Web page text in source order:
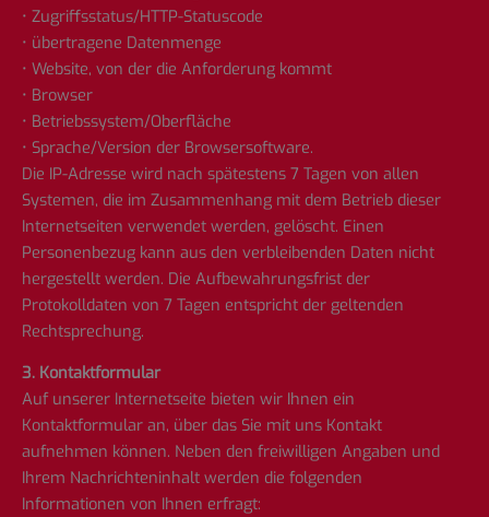
• Zugriffsstatus/HTTP-Statuscode
• übertragene Datenmenge
• Website, von der die Anforderung kommt
• Browser
• Betriebssystem/Oberfläche
• Sprache/Version der Browsersoftware.
Die IP-Adresse wird nach spätestens 7 Tagen von allen
Systemen, die im Zusammenhang mit dem Betrieb dieser
Internetseiten verwendet werden, gelöscht. Einen
Personenbezug kann aus den verbleibenden Daten nicht
hergestellt werden. Die Aufbewahrungsfrist der
Protokolldaten von 7 Tagen entspricht der geltenden
Rechtsprechung.
3. Kontaktformular
Auf unserer Internetseite bieten wir Ihnen ein
Kontaktformular an, über das Sie mit uns Kontakt
aufnehmen können. Neben den freiwilligen Angaben und
Ihrem Nachrichteninhalt werden die folgenden
Informationen von Ihnen erfragt: